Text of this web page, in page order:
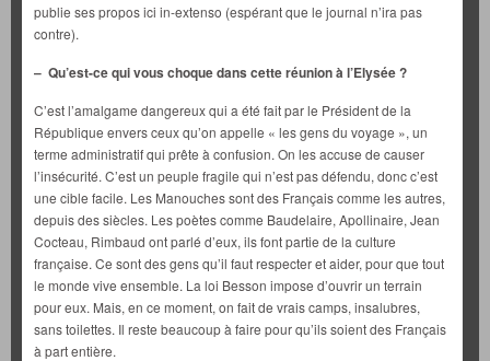
publie ses propos ici in-extenso (espérant que le journal n’ira pas
contre).
– Qu’est-ce qui vous choque dans cette réunion à l’Elysée ?
C’est l’amalgame dangereux qui a été fait par le Président de la
République envers ceux qu’on appelle « les gens du voyage », un
terme administratif qui prête à confusion. On les accuse de causer
l’insécurité. C’est un peuple fragile qui n’est pas défendu, donc c’est
une cible facile. Les Manouches sont des Français comme les autres,
depuis des siècles. Les poètes comme Baudelaire, Apollinaire, Jean
Cocteau, Rimbaud ont parlé d’eux, ils font partie de la culture
française. Ce sont des gens qu’il faut respecter et aider, pour que tout
le monde vive ensemble. La loi Besson impose d’ouvrir un terrain
pour eux. Mais, en ce moment, on fait de vrais camps, insalubres,
sans toilettes. Il reste beaucoup à faire pour qu’ils soient des Français
à part entière.